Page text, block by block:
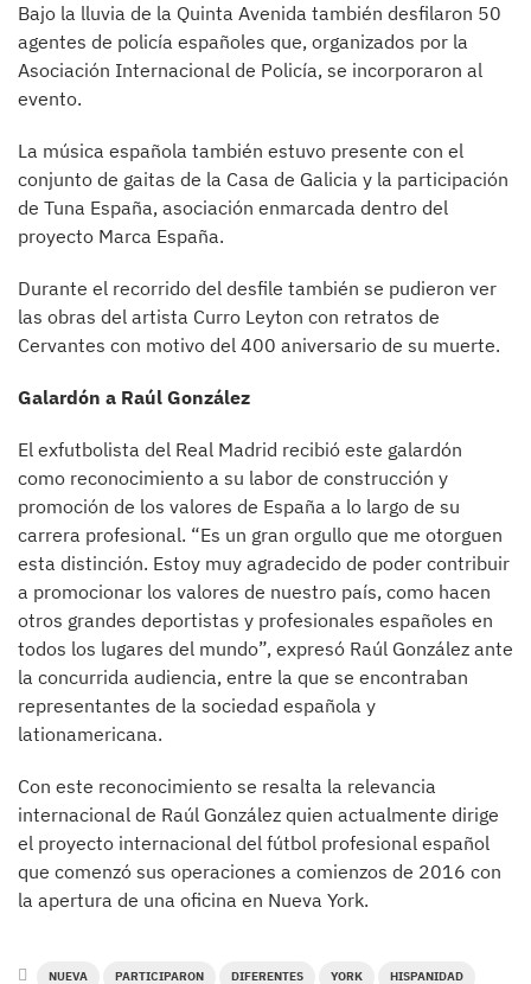
Bajo la lluvia de la Quinta Avenida también desfilaron 50
agentes de policía españoles que, organizados por la
Asociación Internacional de Policía, se incorporaron al
evento.
La música española también estuvo presente con el
conjunto de gaitas de la Casa de Galicia y la participación
de Tuna España, asociación enmarcada dentro del
proyecto Marca España.
Durante el recorrido del desfile también se pudieron ver
las obras del artista Curro Leyton con retratos de
Cervantes con motivo del 400 aniversario de su muerte.
Galardón a Raúl González
El exfutbolista del Real Madrid recibió este galardón
como reconocimiento a su labor de construcción y
promoción de los valores de España a lo largo de su
carrera profesional. “Es un gran orgullo que me otorguen
esta distinción. Estoy muy agradecido de poder contribuir
a promocionar los valores de nuestro país, como hacen
otros grandes deportistas y profesionales españoles en
todos los lugares del mundo”, expresó Raúl González ante
la concurrida audiencia, entre la que se encontraban
representantes de la sociedad española y
lationamericana.
Con este reconocimiento se resalta la relevancia
internacional de Raúl González quien actualmente dirige
el proyecto internacional del fútbol profesional español
que comenzó sus operaciones a comienzos de 2016 con
la apertura de una oficina en Nueva York.
NUEVA PARTICIPARON DIFERENTES YORK HISPANIDAD